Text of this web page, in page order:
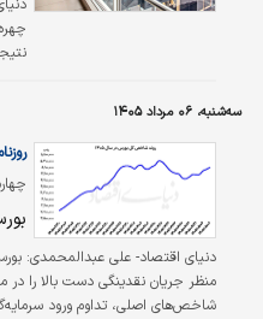
سه‌شنبه، ۰۶ مرداد ۱۴۰۵
دنیای اقتصاد- علی عبدالمحمدی:
منظر جریان نقدینگی دست بالا را در
شاخص‌های اصلی، تداوم ورود